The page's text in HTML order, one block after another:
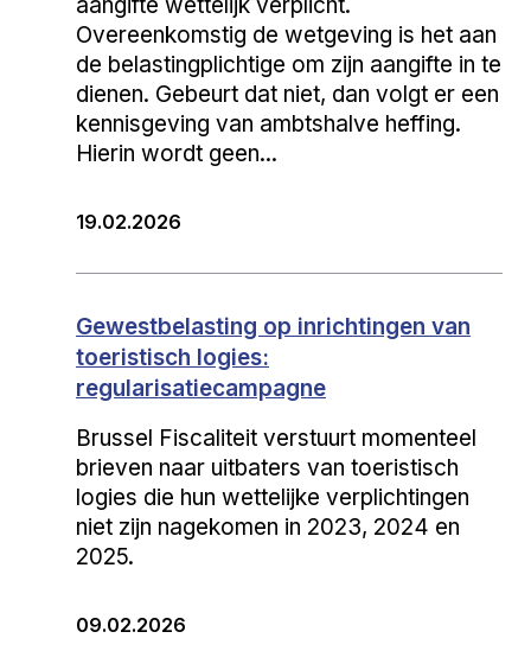
Overeenkomstig de wetgeving is het aan
de belastingplichtige om zijn aangifte in te
dienen. Gebeurt dat niet, dan volgt er een
kennisgeving van ambtshalve heffing.
Hierin wordt geen...
19.02.2026
Gewestbelasting op inrichtingen van
toeristisch logies:
regularisatiecampagne
Brussel Fiscaliteit verstuurt momenteel
brieven naar uitbaters van toeristisch
logies die hun wettelijke verplichtingen
niet zijn nagekomen in 2023, 2024 en
2025.
09.02.2026